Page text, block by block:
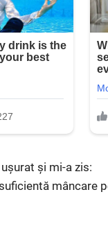
și mi-a zis:
mâncare